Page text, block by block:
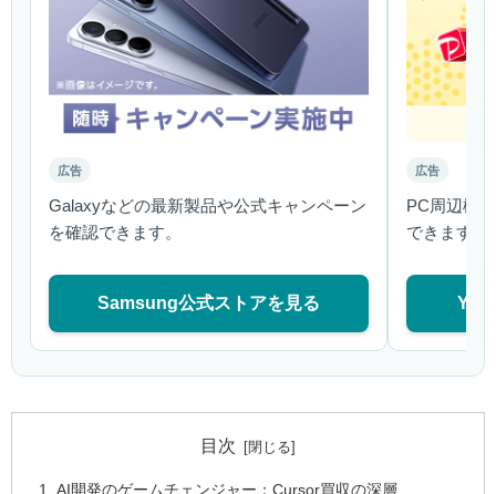
広告
Galaxyなどの最新製品や公式キャンペーン
を確認できます。
Samsung公式ストアを見る
広告
PC周辺機
できます。
目次
AI開発のゲームチェンジャー：Cursor買収の深層